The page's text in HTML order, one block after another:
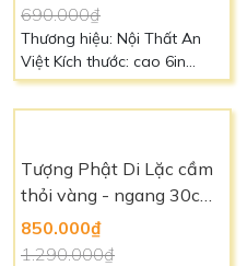
KIM]
690.000₫
Thương hiệu: Nội Thất An
Việt Kích thước: cao 6in
(15cm) Chất liệu: Bột Đá Cao
Cấp Màu sắc:Trắng [Hợp
Tượng Phật Di Lặc cầm
thỏi vàng - ngang 30cm
- PDL2301
850.000₫
1.290.000₫